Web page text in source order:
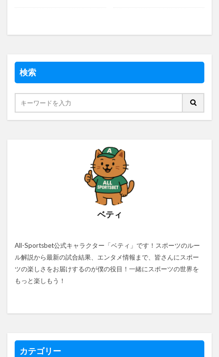
検索
ベティ
All-Sportsbet公式キャラクター「ベティ」です！スポーツのルー
ル解説から最新の試合結果、エンタメ情報まで、皆さんにスポー
ツの楽しさをお届けするのが僕の役目！一緒にスポーツの世界を
もっと楽しもう！
カテゴリー